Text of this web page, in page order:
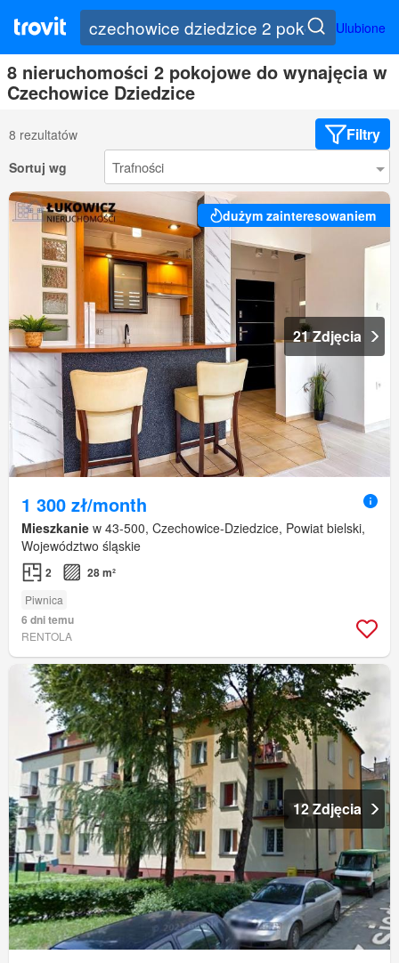
Ulubione
8 nieruchomości 2 pokojowe do wynajęcia w
Czechowice Dziedzice
8 rezultatów Filtry
Sortuj wg
dużym zainteresowaniem
21 Zdjęcia
1 300 zł/month
Mieszkanie w 43-500, Czechowice-Dziedzice, Powiat bielski,
Województwo śląskie
2 28 m²
Piwnica
6 dni temu
RENTOLA
12 Zdjęcia